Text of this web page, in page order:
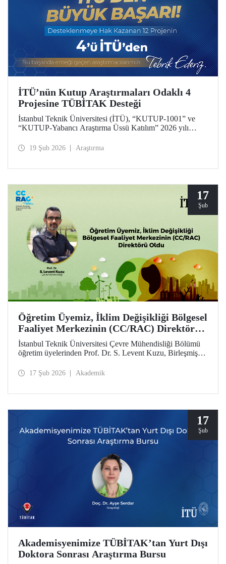
İTÜ’nün Kutup Araştırmaları Odaklı 4
Projesine TÜBİTAK Desteği
İstanbul Teknik Üniversitesi (İTÜ), “KUTUP-1001” ve
“KUTUP-Yabancı Araştırma Üssü Katılım” 2026 yılı
kazandı. Toplam 12 proje arasında İTÜ’den 4 projenin yer
19 Şub 2026 Araştırma
17
Şub
Öğretim Üyemiz, İklim Değişikliği Bölgesel
Faaliyet Merkezinin (CC/RAC) Direktörü
Oldu
İstanbul Teknik Üniversitesi Çevre Mühendisliği Bölümü
öğretim üyelerinden Prof. Dr. S. Levent Kuzu, Birleşmiş
(UNEP/MAP) bünyesinde faaliyet gösteren İklim
17 Şub 2026 Akademik
17
Şub
Akademisyenimize TÜBİTAK’tan Yurt Dışı
Doktora Sonrası Araştırma Bursu